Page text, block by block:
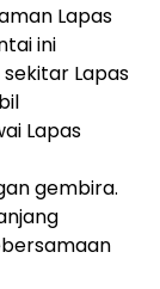
Lapas
ini
Lapas
Lapas
gembira.